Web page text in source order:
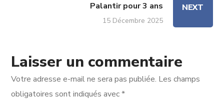
Palantir pour 3 ans
15 Décembre 2025
NEXT
Laisser un commentaire
Votre adresse e-mail ne sera pas publiée. Les champs
obligatoires sont indiqués avec*